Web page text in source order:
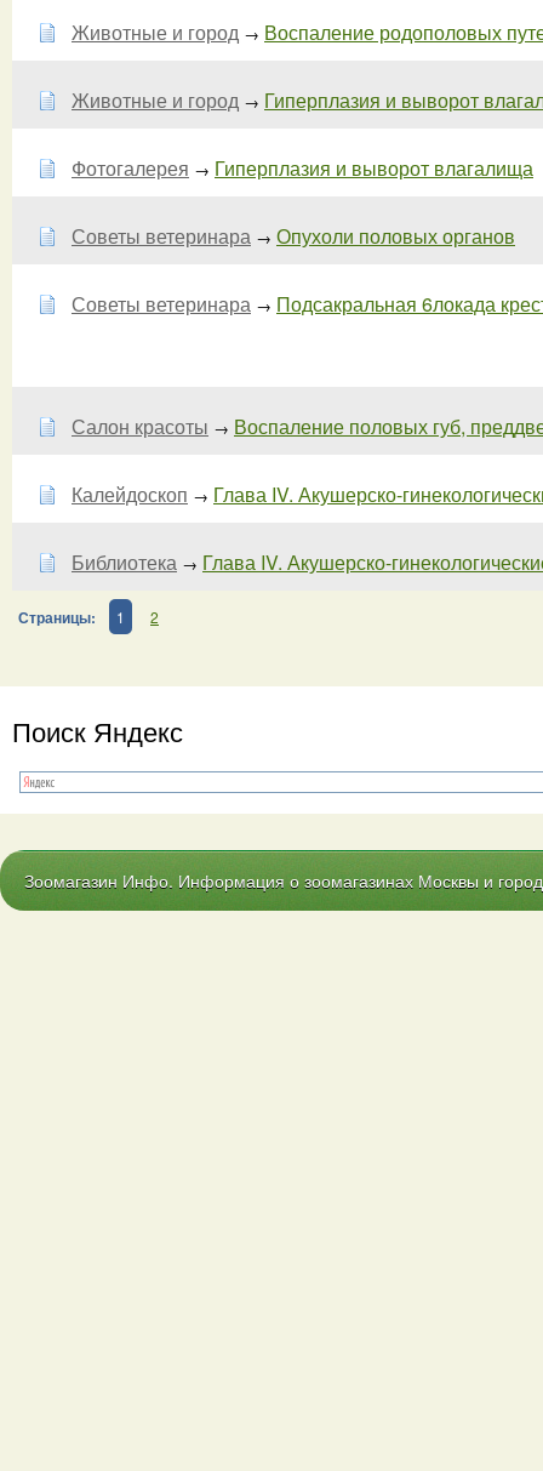
Животные и город → Воспаление родополовых
Животные и город → Гиперплазия и выворот
Фотогалерея → Гиперплазия и выворот влагалища
Советы ветеринара → Опухоли половых органов
Советы ветеринара → Подсакральная 6локада
Салон красоты → Воспаление половых губ,
Калейдоскоп → Глава IV. Акушерско-
Библиотека → Глава IV. Акушерско-
Страницы: 1 2
Поиск Яндекс
Зоомагазин Инфо. Информация о зоомагазинах Москвы и